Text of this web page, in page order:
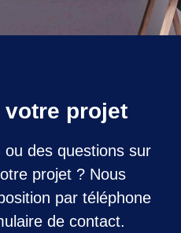
votre projet
ou des questions sur
projet ? Nous
par téléphone
de contact.